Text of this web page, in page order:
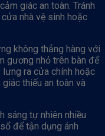
giác an toàn. Tránh
nhà vệ sinh hoặc
không thẳng hàng với
gương nhỏ trên bàn để
lưng ra cửa chính hoặc
thiếu an toàn và
sáng tự nhiên nhiều
để tận dụng ánh